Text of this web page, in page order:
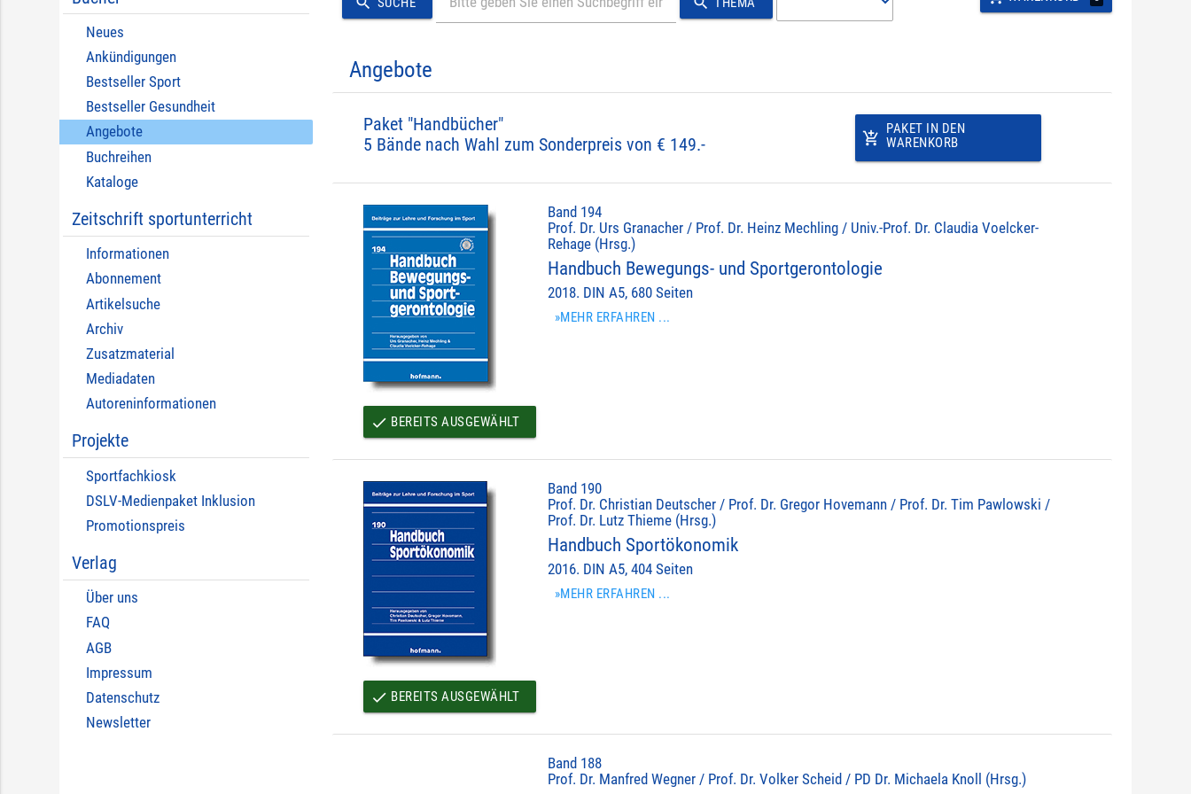
Neues
Ankündigungen
Bestseller Sport
Bestseller Gesundheit
Angebote
Buchreihen
Kataloge
Zeitschrift sportunterricht
Informationen
Abonnement
Artikelsuche
Archiv
Zusatzmaterial
Mediadaten
Autoreninformationen
Projekte
Sportfachkiosk
DSLV-Medienpaket Inklusion
Promotionspreis
Verlag
Über uns
FAQ
AGB
Impressum
Datenschutz
Newsletter
Angebote
Paket "Handbücher"
5 Bände nach Wahl zum Sonderpreis von € 149.-
add_shopping_cart
PAKET IN DEN
WARENKORB
Band 194
Prof. Dr. Urs Granacher / Prof. Dr. Heinz Mechling / Univ.-Prof. Dr. Claudia Voelcker-
Rehage (Hrsg.)
Handbuch Bewegungs- und Sportgerontologie
2018. DIN A5, 680 Seiten
»MEHR ERFAHREN ...
done BEREITS AUSGEWÄHLT
Band 190
Prof. Dr. Christian Deutscher / Prof. Dr. Gregor Hovemann / Prof. Dr. Tim Pawlowski /
Prof. Dr. Lutz Thieme (Hrsg.)
Handbuch Sportökonomik
2016. DIN A5, 404 Seiten
»MEHR ERFAHREN ...
done BEREITS AUSGEWÄHLT
Band 188
Prof. Dr. Manfred Wegner / Prof. Dr. Volker Scheid / PD Dr. Michaela Knoll (Hrsg.)